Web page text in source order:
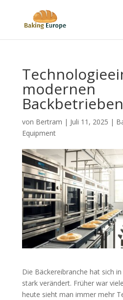
modernen
Backbetrieben
von Bertram | Juli 11, 2025 |
Equipment
Die Bäckereibranche hat sich
stark verändert. Früher war
heute sieht man immer mehr